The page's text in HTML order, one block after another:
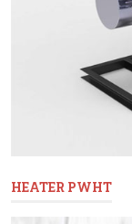
HEATER PWHT